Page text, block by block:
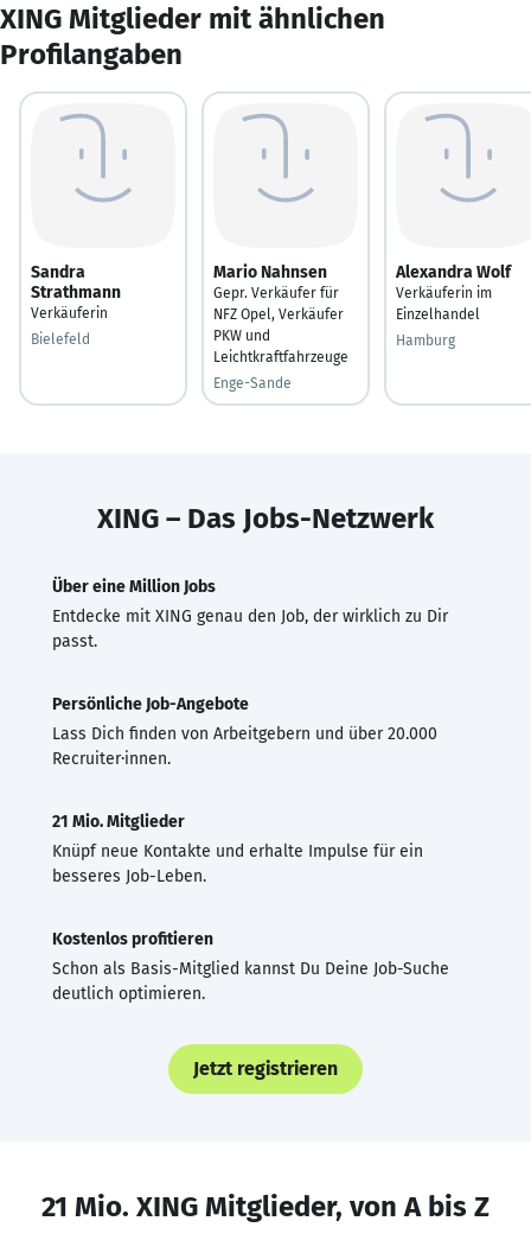
XING Mitglieder mit ähnlichen
Profilangaben
Sandra
Strathmann
Verkäuferin
Bielefeld
Mario Nahnsen
Gepr. Verkäufer für
NFZ Opel, Verkäufer
PKW und
Leichtkraftfahrzeuge
Enge-Sande
Alexandra Wolf
Verkäuferin im
Einzelhandel
Hamburg
XING – Das Jobs-Netzwerk
Über eine Million Jobs
Entdecke mit XING genau den Job, der wirklich zu Dir
passt.
Persönliche Job-Angebote
Lass Dich finden von Arbeitgebern und über 20.000
Recruiter·innen.
21 Mio. Mitglieder
Knüpf neue Kontakte und erhalte Impulse für ein
besseres Job-Leben.
Kostenlos profitieren
Schon als Basis-Mitglied kannst Du Deine Job-Suche
deutlich optimieren.
Jetzt registrieren
21 Mio. XING Mitglieder, von A bis Z